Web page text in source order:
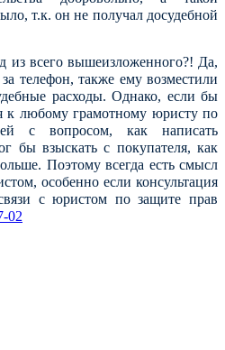
т.к. он не получал досудебной
из всего вышеизложенного?! Да,
телефон, также ему возместили
расходы. Однако, если бы
к любому грамотному юристу по
с вопросом, как написать
бы взыскать с покупателя, как
Поэтому всегда есть смысл
особенно если консультация
с юристом по защите прав
02